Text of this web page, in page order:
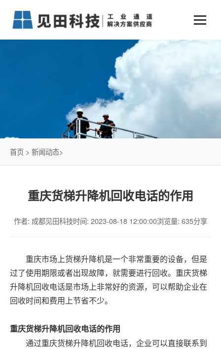
业务中心
仓储物流通道解决方案
智能立体库解决方案
简易升降机解决方案
新闻动态 +
传统仓储物流
石油化工行业
发展历程
首页 > 新闻动态>
重庆货梯升降机回收电话的作用
作者: 成都见田科技时间: 2023-08-18 12:00:00浏览量: 635分享
重庆市场上货梯升降机是一个非常重要的设备，但是
过了使用期限或者出现故障，就需要进行回收。重庆货梯
升降机回收电话是市场上非常好的资源，可以帮助企业在
回收时间和费用上节省不少。
重庆货梯升降机回收电话的作用
通过重庆货梯升降机回收电话，企业可以直接联系到